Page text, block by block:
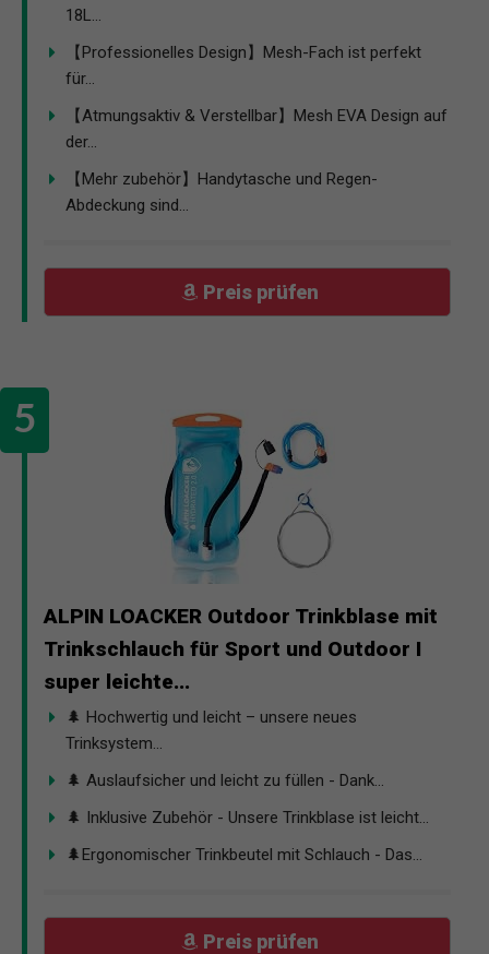
18L...
【Professionelles Design】Mesh-Fach ist perfekt
für...
【Atmungsaktiv & Verstellbar】Mesh EVA Design auf
der...
【Mehr zubehör】Handytasche und Regen-
Abdeckung sind...
Preis prüfen
ALPIN LOACKER Outdoor Trinkblase mit
Trinkschlauch für Sport und Outdoor I
super leichte...
🌲 Hochwertig und leicht – unsere neues
Trinksystem...
🌲 Auslaufsicher und leicht zu füllen - Dank...
🌲 Inklusive Zubehör - Unsere Trinkblase ist leicht...
🌲Ergonomischer Trinkbeutel mit Schlauch - Das...
Preis prüfen